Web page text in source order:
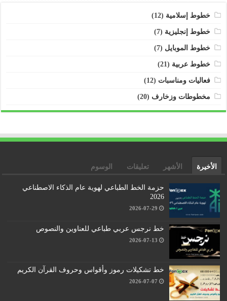
خطوط إسلامية (12)
خطوط إنجليزية (7)
خطوط الموبايل (7)
خطوط عربية (21)
فعاليات ومناسبات (12)
مخطوطات وزخارف (20)
الأخيرة الأشهر تعليقات الوسوم
حزمة الخط الطباعي لهوية عام الذكاء الاصطناعي
2026
2026-07-29
خط نرجس عربي طباعي للعناوين والنصوص
2026-07-13
خط تشكيلات رموز وأقواس وحروف القرآن الكريم
2026-07-07